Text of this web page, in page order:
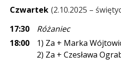
Czwartek 2.10.2025 –
17:30
Różaniec
18:00
1) Za + Marka
2) Za + Czesława